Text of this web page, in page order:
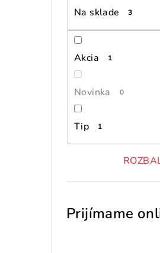
Na sklade 3
Akcia 1
Novinka 0
Tip 1
Prijímame